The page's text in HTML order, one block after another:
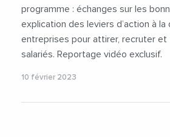
programme : échanges sur les
explication des leviers d’action à
entreprises pour attirer, recruter et
salariés. Reportage vidéo exclusif.
10 février 2023